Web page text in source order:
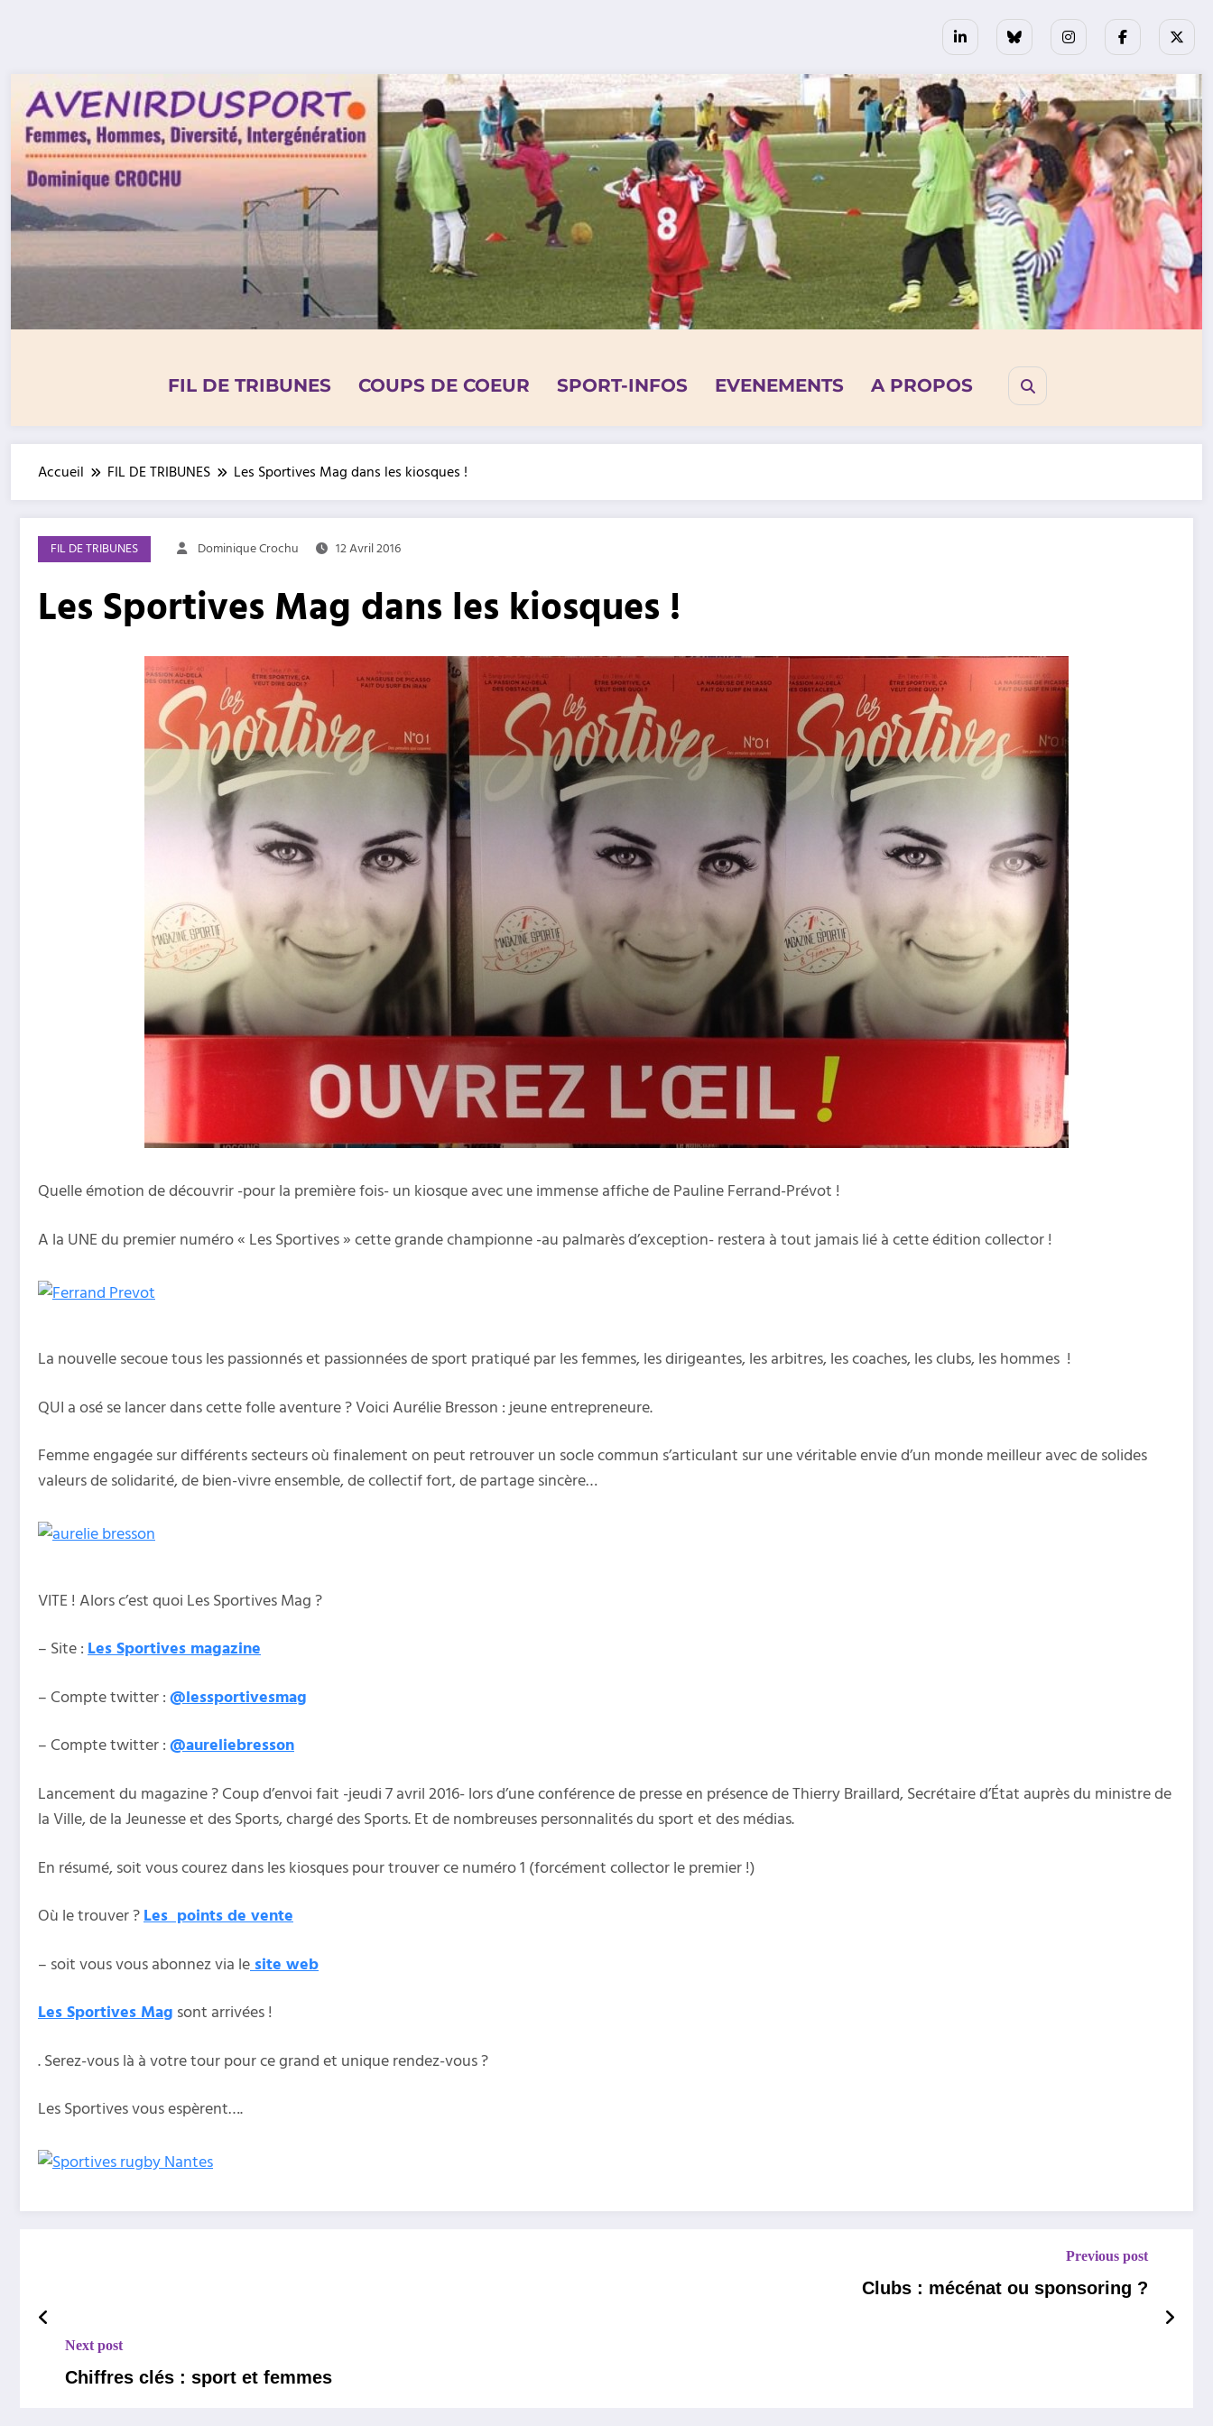
FIL DE TRIBUNES COUPS DE COEUR SPORT-INFOS EVENEMENTS A PROPOS
Accueil FIL DE TRIBUNES Les Sportives Mag dans les kiosques !
FIL DE TRIBUNES Dominique Crochu 12 Avril 2016
Les Sportives Mag dans les kiosques !
Quelle émotion de découvrir -pour la première fois- un kiosque avec une immense affiche de Pauline Ferrand-Prévot !
A la UNE du premier numéro « Les Sportives » cette grande championne -au palmarès d’exception- restera à tout jamais lié à cette édition collector !
La nouvelle secoue tous les passionnés et passionnées de sport pratiqué par les femmes, les dirigeantes, les arbitres, les coaches, les clubs, les hommes !
QUI a osé se lancer dans cette folle aventure ? Voici Aurélie Bresson : jeune entrepreneure.
Femme engagée sur différents secteurs où finalement on peut retrouver un socle commun s’articulant sur une véritable envie d’un monde meilleur avec de solides
valeurs de solidarité, de bien-vivre ensemble, de collectif fort, de partage sincère…
VITE ! Alors c’est quoi Les Sportives Mag ?
– Site : Les Sportives magazine
– Compte twitter : @lessportivesmag
– Compte twitter : @aureliebresson
Lancement du magazine ? Coup d’envoi fait -jeudi 7 avril 2016- lors d’une conférence de presse en présence de Thierry Braillard, Secrétaire d’État auprès du ministre de
la Ville, de la Jeunesse et des Sports, chargé des Sports. Et de nombreuses personnalités du sport et des médias.
En résumé, soit vous courez dans les kiosques pour trouver ce numéro 1 (forcément collector le premier !)
Où le trouver ?Les points de vente
– soit vous vous abonnez via le site web
Les Sportives Mag sont arrivées !
. Serez-vous là à votre tour pour ce grand et unique rendez-vous ?
Les Sportives vous espèrent….
Previous post
Clubs : mécénat ou sponsoring ?
Next post
Chiffres clés : sport et femmes